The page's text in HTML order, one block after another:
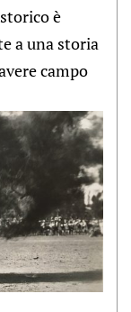
è
a una storia
campo